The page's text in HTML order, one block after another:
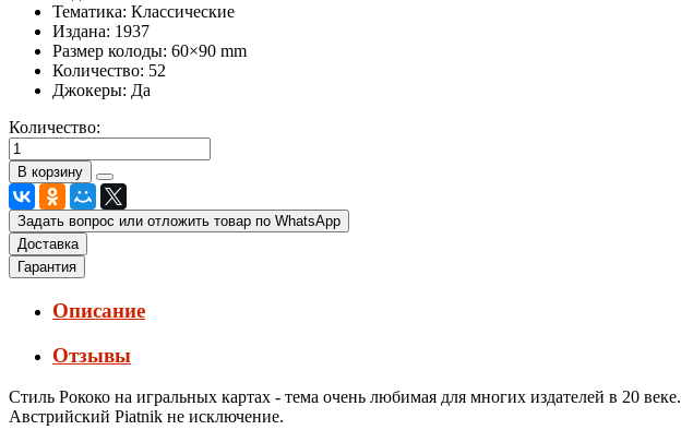
Тематика: Классические
Издана: 1937
Размер колоды: 60×90 mm
Количество: 52
Джокеры: Да
Количество:
Задать вопрос или отложить товар по WhatsApp
Доставка
Гарантия
Описание
Отзывы
Стиль Рококо на игральных картах - тема очень любимая для многих издателей в 20 веке.
Австрийский Piatnik не исключение.